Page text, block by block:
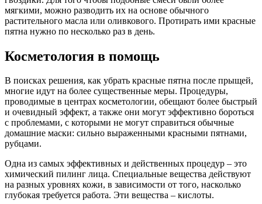
мягкими, можно разводить их на основе обычного
растительного масла или оливкового. Протирать ими красные
пятна нужно по несколько раз в день.
Косметология в помощь
В поисках решения, как убрать красные пятна после прыщей,
многие идут на более существенные меры. Процедуры,
проводимые в центрах косметологии, обещают более быстрый
и очевидный эффект, а также они могут эффективно бороться
с проблемами, с которыми не могут справиться обычные
домашние маски: сильно выраженными красными пятнами,
рубцами.
Одна из самых эффективных и действенных процедур – это
химический пилинг лица. Специальные вещества действуют
на разных уровнях кожи, в зависимости от того, насколько
глубокая требуется работа. Эти вещества – кислоты.